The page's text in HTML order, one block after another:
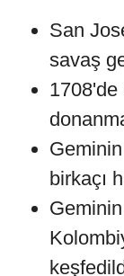
San
savaş
1708'de
birkaçı
Geminin